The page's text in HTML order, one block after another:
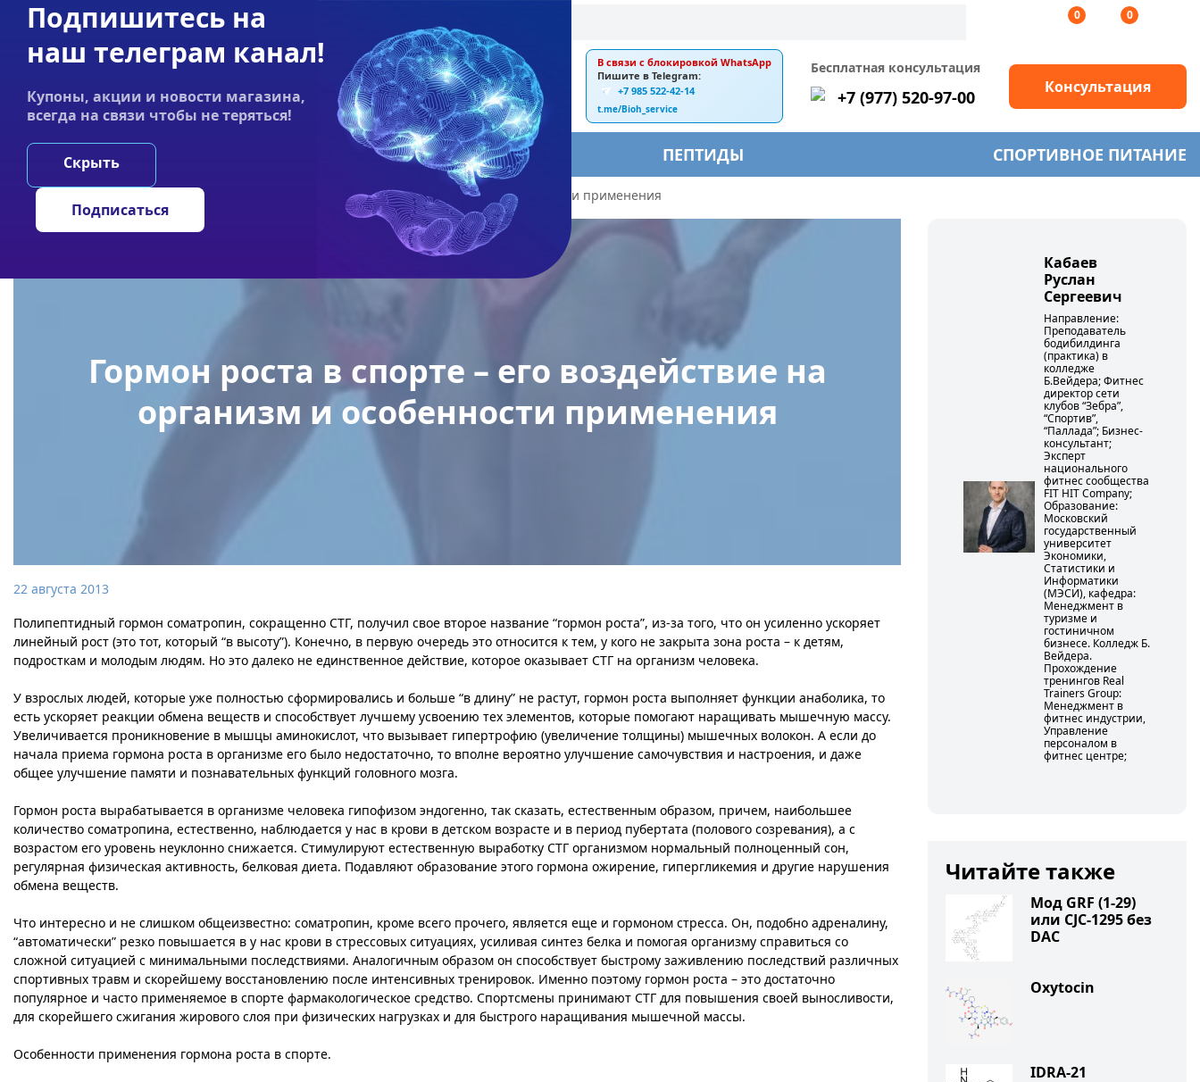
Акции Оплата Статьи 0 0
График работы:
Пн-пт 9:00–19:00
E-mail:
ankebiorus@gmail.com
В связи с блокировкой WhatsApp
Пишите в Telegram:
+7 985 522-42-14
t.me/Bioh_service
Бесплатная консультация
+7 (977) 520-97-00 Консультация
НООТРОПЫ ГРИБЫ ПЕПТИДЫ СПОРТИВНОЕ ПИТАНИЕ
Главная Гормон роста в спорте – его воздействие на организм и особенности применения
Гормон роста в спорте – его воздействие на
организм и особенности применения
22 августа 2013
Полипептидный гормон соматропин, сокращенно СТГ, получил свое второе название “гормон роста”, из-за того, что он усиленно ускоряет
линейный рост (это тот, который “в высоту”). Конечно, в первую очередь это относится к тем, у кого не закрыта зона роста – к детям,
подросткам и молодым людям. Но это далеко не единственное действие, которое оказывает СТГ на организм человека.
У взрослых людей, которые уже полностью сформировались и больше “в длину” не растут, гормон роста выполняет функции анаболика, то
есть ускоряет реакции обмена веществ и способствует лучшему усвоению тех элементов, которые помогают наращивать мышечную массу.
Увеличивается проникновение в мышцы аминокислот, что вызывает гипертрофию (увеличение толщины) мышечных волокон. А если до
начала приема гормона роста в организме его было недостаточно, то вполне вероятно улучшение самочувствия и настроения, и даже
общее улучшение памяти и познавательных функций головного мозга.
Гормон роста вырабатывается в организме человека гипофизом эндогенно, так сказать, естественным образом, причем, наибольшее
количество соматропина, естественно, наблюдается у нас в крови в детском возрасте и в период пубертата (полового созревания), а с
возрастом его уровень неуклонно снижается. Стимулируют естественную выработку СТГ организмом нормальный полноценный сон,
регулярная физическая активность, белковая диета. Подавляют образование этого гормона ожирение, гипергликемия и другие нарушения
обмена веществ.
Что интересно и не слишком общеизвестно: соматропин, кроме всего прочего, является еще и гормоном стресса. Он, подобно адреналину,
“автоматически” резко повышается в у нас крови в стрессовых ситуациях, усиливая синтез белка и помогая организму справиться со
сложной ситуацией с минимальными последствиями. Аналогичным образом он способствует быстрому заживлению последствий различных
спортивных травм и скорейшему восстановлению после интенсивных тренировок. Именно поэтому гормон роста – это достаточно
популярное и часто применяемое в спорте фармакологическое средство. Спортсмены принимают СТГ для повышения своей выносливости,
для скорейшего сжигания жирового слоя при физических нагрузках и для быстрого наращивания мышечной массы.
Особенности применения гормона роста в спорте.
Кабаев
Руслан
Сергеевич
Направление:
Преподаватель
бодибилдинга
(практика) в
колледже
Б.Вейдера; Фитнес
директор сети
клубов “Зебра”,
“Спортив”,
“Паллада”; Бизнес-
консультант;
Эксперт
национального
фитнес сообщества
FIT HIT Company;
Образование:
Московский
государственный
университет
Экономики,
Статистики и
Информатики
(МЭСИ), кафедра:
Менеджмент в
туризме и
гостиничном
бизнесе. Колледж Б.
Вейдера.
Прохождение
тренингов Real
Trainers Group:
Менеджмент в
фитнес индустрии,
Управление
персоналом в
фитнес центре;
Читайте также
Мод GRF (1-29)
или CJC-1295 без
DAC
Oxytocin
IDRA-21
Подпишитесь на
наш телеграм канал!
Купоны, акции и новости магазина,
всегда на связи чтобы не теряться!
Скрыть
Подписаться